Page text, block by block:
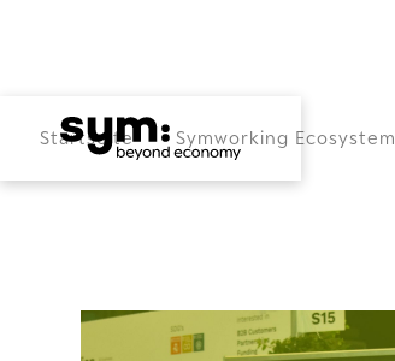
Startseite Symworking Ecosystem